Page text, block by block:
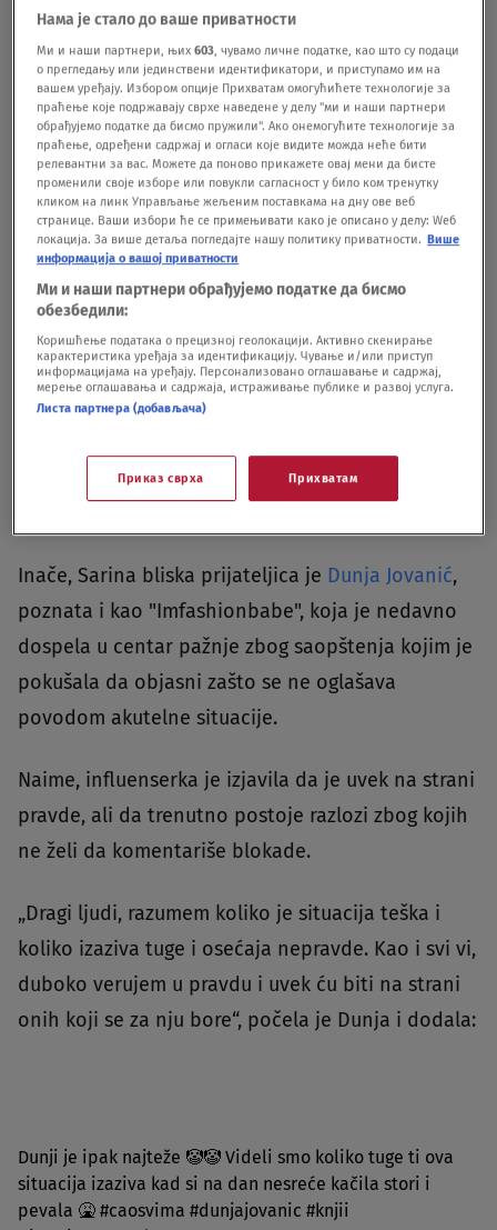
Printscreen/Instagram/sarajoofficial
|
Inače, Sarina bliska prijateljica je Dunja Jovanić,
poznata i kao "Imfashionbabe", koja je nedavno
dospela u centar pažnje zbog saopštenja kojim je
pokušala da objasni zašto se ne oglašava
povodom akutelne situacije.
Naime, influenserka je izjavila da je uvek na strani
pravde, ali da trenutno postoje razlozi zbog kojih
ne želi da komentariše blokade.
„Dragi ljudi, razumem koliko je situacija teška i
koliko izaziva tuge i osećaja nepravde. Kao i svi vi,
duboko verujem u pravdu i uvek ću biti na strani
onih koji se za nju bore“, počela je Dunja i dodala:
Dunji je ipak najteže 🤡🤡 Videli smo koliko tuge ti ova
situacija izaziva kad si na dan nesreće kačila stori i
pevala 🤮 #caosvima #dunjajovanic #knjii
Нама је стало до ваше приватности
Ми и наши партнери, њих603 , чувамо личне податке, као што су подаци
о прегледању или јединствени идентификатори, и приступамо им на
вашем уређају. Избором опције Прихватам омогућићете технологије за
праћење које подржавају сврхе наведене у делу "ми и наши партнери
обрађујемо податке да бисмо пружили". Ако онемогућите технологије за
праћење, одређени садржај и огласи које видите можда неће бити
релевантни за вас. Можете да поново прикажете овај мени да бисте
променили своје изборе или повукли сагласност у било ком тренутку
кликом на линк Управљање жељеним поставкама на дну ове веб
странице. Ваши избори ће се примењивати како је описано у делу: Wеб
локација. За више детаља погледајте нашу политику приватности. Више
информација о вашој приватности
Ми и наши партнери обрађујемо податке да бисмо
обезбедили:
Коришћење података о прецизној геолокацији. Активно скенирање
карактеристика уређаја за идентификацију. Чување и/или приступ
информацијама на уређају. Персонализовано оглашавање и садржај,
мерење оглашавања и садржаја, истраживање публике и развој услуга.
Листа партнера (добављача)
Приказ сврха Прихватам